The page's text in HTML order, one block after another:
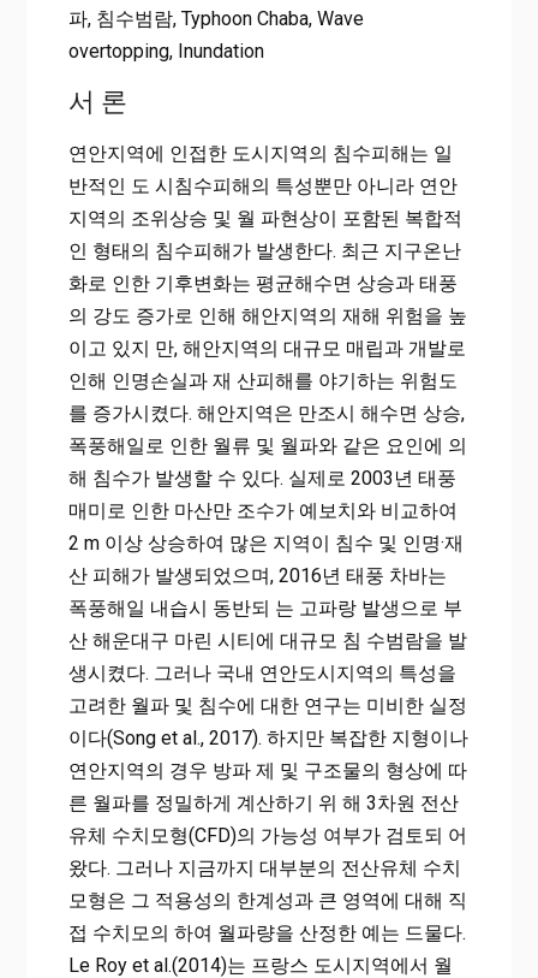
파, 침수범람, Typhoon Chaba, Wave
overtopping, Inundation
서 론
연안지역에 인접한 도시지역의 침수피해는 일
반적인 도 시침수피해의 특성뿐만 아니라 연안
지역의 조위상승 및 월 파현상이 포함된 복합적
인 형태의 침수피해가 발생한다. 최근 지구온난
화로 인한 기후변화는 평균해수면 상승과 태풍
의 강도 증가로 인해 해안지역의 재해 위험을 높
이고 있지 만, 해안지역의 대규모 매립과 개발로
인해 인명손실과 재 산피해를 야기하는 위험도
를 증가시켰다. 해안지역은 만조시 해수면 상승,
폭풍해일로 인한 월류 및 월파와 같은 요인에 의
해 침수가 발생할 수 있다. 실제로 2003년 태풍
매미로 인한 마산만 조수가 예보치와 비교하여
2 m 이상 상승하여 많은 지역이 침수 및 인명·재
산 피해가 발생되었으며, 2016년 태풍 차바는
폭풍해일 내습시 동반되 는 고파랑 발생으로 부
산 해운대구 마린 시티에 대규모 침 수범람을 발
생시켰다. 그러나 국내 연안도시지역의 특성을
고려한 월파 및 침수에 대한 연구는 미비한 실정
이다(Song et al., 2017). 하지만 복잡한 지형이나
연안지역의 경우 방파 제 및 구조물의 형상에 따
른 월파를 정밀하게 계산하기 위 해 3차원 전산
유체 수치모형(CFD)의 가능성 여부가 검토되 어
왔다. 그러나 지금까지 대부분의 전산유체 수치
모형은 그 적용성의 한계성과 큰 영역에 대해 직
접 수치모의 하여 월파량을 산정한 예는 드물다.
Le Roy et al.(2014)는 프랑스 도시지역에서 월